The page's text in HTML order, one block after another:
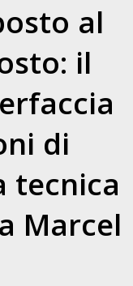
al
il
di
tecnica
Marcel